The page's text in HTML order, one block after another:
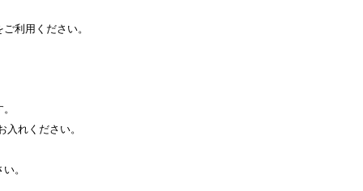
利用ください。
入れください。
。